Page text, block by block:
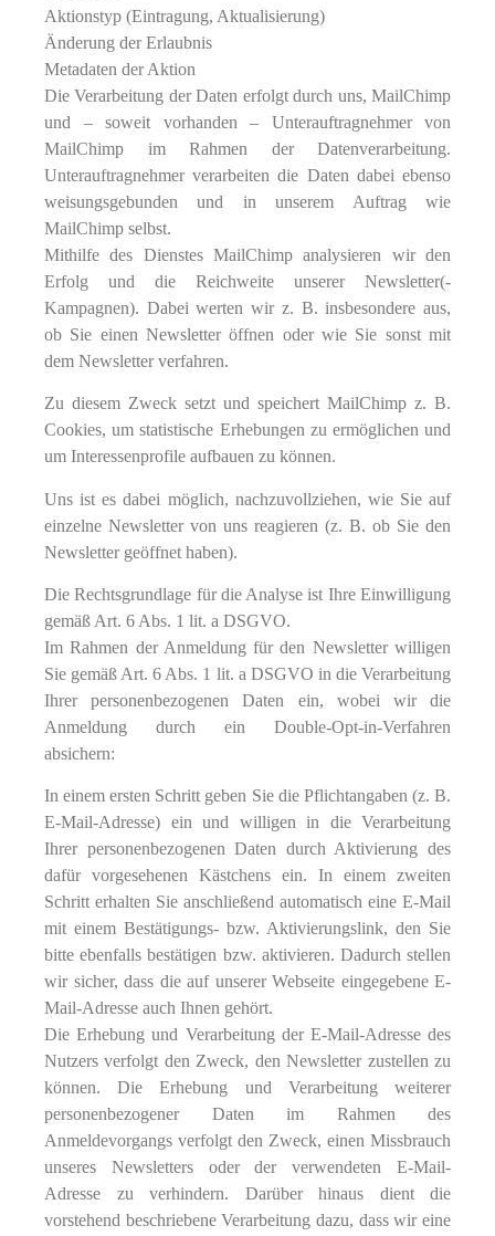
Aktionstyp (Eintragung, Aktualisierung)
Änderung der Erlaubnis
Metadaten der Aktion
Die Verarbeitung der Daten erfolgt durch uns, MailChimp
und – soweit vorhanden – Unterauftragnehmer von
MailChimp im Rahmen der Datenverarbeitung.
Unterauftragnehmer verarbeiten die Daten dabei ebenso
weisungsgebunden und in unserem Auftrag wie
MailChimp selbst.
Mithilfe des Dienstes MailChimp analysieren wir den
Erfolg und die Reichweite unserer Newsletter(-
Kampagnen). Dabei werten wir z. B. insbesondere aus,
ob Sie einen Newsletter öffnen oder wie Sie sonst mit
dem Newsletter verfahren.
Zu diesem Zweck setzt und speichert MailChimp z. B.
Cookies, um statistische Erhebungen zu ermöglichen und
um Interessenprofile aufbauen zu können.
Uns ist es dabei möglich, nachzuvollziehen, wie Sie auf
einzelne Newsletter von uns reagieren (z. B. ob Sie den
Newsletter geöffnet haben).
Die Rechtsgrundlage für die Analyse ist Ihre Einwilligung
gemäß Art. 6 Abs. 1 lit. a DSGVO.
Im Rahmen der Anmeldung für den Newsletter willigen
Sie gemäß Art. 6 Abs. 1 lit. a DSGVO in die Verarbeitung
Ihrer personenbezogenen Daten ein, wobei wir die
Anmeldung durch ein Double-Opt-in-Verfahren
absichern:
In einem ersten Schritt geben Sie die Pflichtangaben (z. B.
E‐Mail-Adresse) ein und willigen in die Verarbeitung
Ihrer personenbezogenen Daten durch Aktivierung des
dafür vorgesehenen Kästchens ein. In einem zweiten
Schritt erhalten Sie anschließend automatisch eine E‐Mail
mit einem Bestätigungs- bzw. Aktivierungslink, den Sie
bitte ebenfalls bestätigen bzw. aktivieren. Dadurch stellen
wir sicher, dass die auf unserer Webseite eingegebene E‐
Mail-Adresse auch Ihnen gehört.
Die Erhebung und Verarbeitung der E‐Mail-Adresse des
Nutzers verfolgt den Zweck, den Newsletter zustellen zu
können. Die Erhebung und Verarbeitung weiterer
personenbezogener Daten im Rahmen des
Anmeldevorgangs verfolgt den Zweck, einen Missbrauch
unseres Newsletters oder der verwendeten E‐Mail-
Adresse zu verhindern. Darüber hinaus dient die
vorstehend beschriebene Verarbeitung dazu, dass wir eine